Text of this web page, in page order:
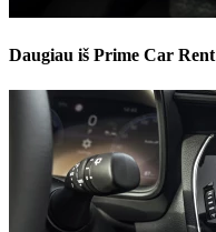
Daugiau iš Prime Car Rent